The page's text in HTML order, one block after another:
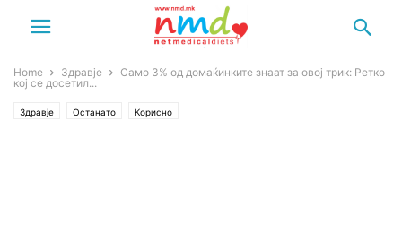
Home Здравје
Само 3% од домаќинките знаат за овој трик: Ретко
кој се досетил...
Здравје Останато Корисно